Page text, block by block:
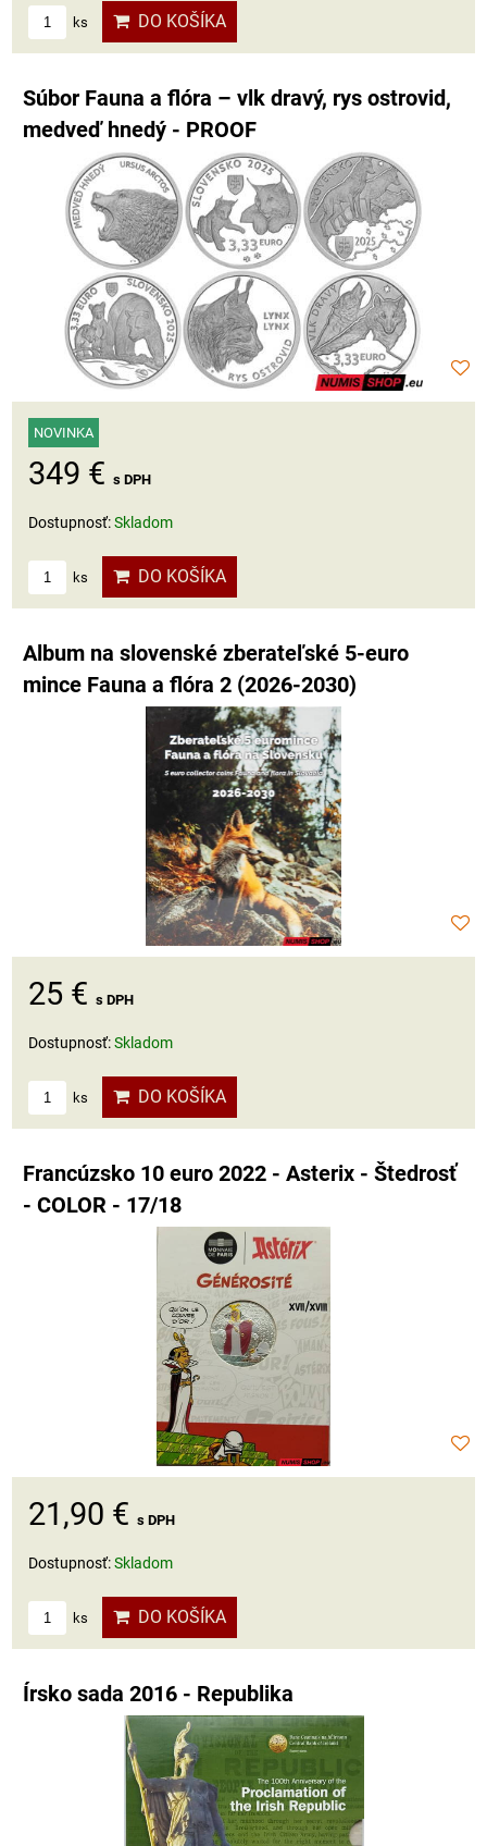
ks DO KOŠÍKA
Súbor Fauna a flóra – vlk dravý, rys ostrovid,
medveď hnedý - PROOF
NOVINKA
349 € s DPH
Dostupnosť:Skladom
ks DO KOŠÍKA
Album na slovenské zberateľské 5-euro
mince Fauna a flóra 2 (2026-2030)
25 € s DPH
Dostupnosť:Skladom
ks DO KOŠÍKA
Francúzsko 10 euro 2022 - Asterix - Štedrosť
- COLOR - 17/18
21,90 € s DPH
Dostupnosť:Skladom
ks DO KOŠÍKA
Írsko sada 2016 - Republika